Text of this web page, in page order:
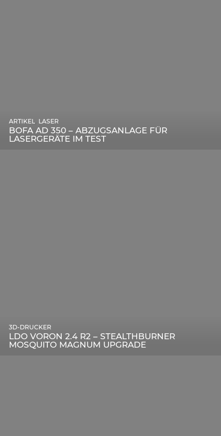
BOFA AD 350 – ABZUGSANLAGE FÜR
LASERGERÄTE IM TEST
ARTIKEL , LASER
DIE BEDEUTENDSTEN SCHRITTE ZUR
ERFOLGREICHEN MARKENBILDUNG IN DER
DIGITALEN ÄRA
LDO VORON 2.4 R2 – STEALTHBURNER
MOSQUITO MAGNUM UPGRADE
3D-DRUCKER